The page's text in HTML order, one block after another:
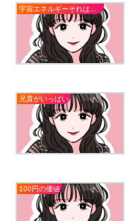
兄貴がいっぱい
100円の価値